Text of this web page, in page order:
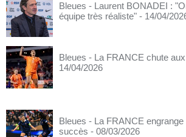
Bleues - Laurent BONADEI :
équipe très réaliste" - 14/04/
Bleues - La FRANCE chute
14/04/2026
Bleues - La FRANCE
succès - 08/03/2026